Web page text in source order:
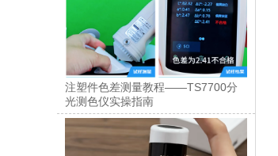
注塑件色差测量教程——TS7700分
光测色仪实操指南